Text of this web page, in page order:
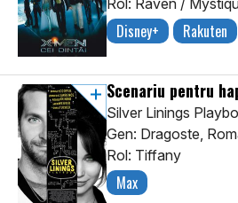
Rol: Raven /
Disney+ Rakuten
Scenariu pentru
Silver Linings
Gen: Dragoste,
Rol: Tiffany
Max